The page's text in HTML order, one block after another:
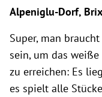
Alpeniglu-Dorf,
Super, man
sein, um das
zu erreichen: Es
es spielt alle